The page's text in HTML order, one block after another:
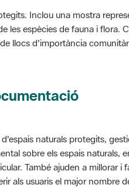
Inclou una mostra
les espècies de fauna i flora.
llocs d'importància
naturals protegits,
sobre els espais naturals,
També ajuden a millorar
als usuaris el major nombre